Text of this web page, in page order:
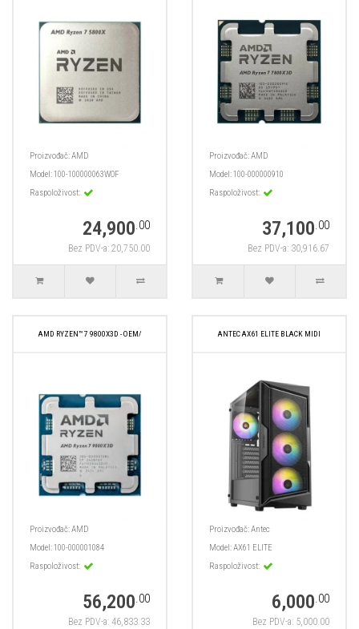
Proizvođač:AMD
Model:100-100000063WOF
Raspoloživost:
24,900.00
Bez PDV-a: 20,750.00
Proizvođač:AMD
Model:100-000000910
Raspoloživost:
37,100.00
Bez PDV-a: 30,916.67
AMD RYZEN™ 7 9800X3D - OEM/
Proizvođač:AMD
Model:100-000001084
Raspoloživost:
56,200.00
Bez PDV-a: 46,833.33
ANTEC AX61 ELITE BLACK MIDI
Proizvođač:Antec
Model:AX61 ELITE
Raspoloživost:
6,000.00
Bez PDV-a: 5,000.00